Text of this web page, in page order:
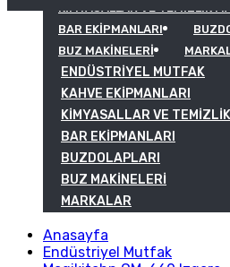
KIMYASALLAR VE TEMIZLIK
BAR EKIPMANLARI
BUZ MAKINELERI
ENDÜSTRIYEL MUTFAK
KAHVE EKIPMANLARI
KIMYASALLAR VE
BAR EKIPMANLARI
BUZDOLAPLARI
BUZ MAKINELERI
MARKALAR
Anasayfa
Endüstriyel Mutfak